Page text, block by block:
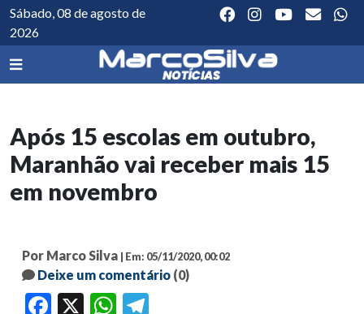
Sábado, 08 de agosto de
2026
Após 15 escolas em outubro,
Maranhão vai receber mais 15
em novembro
Por Marco Silva | Em: 05/11/2020, 00:02
Deixe um comentário (0)
Facebook WhatsApp